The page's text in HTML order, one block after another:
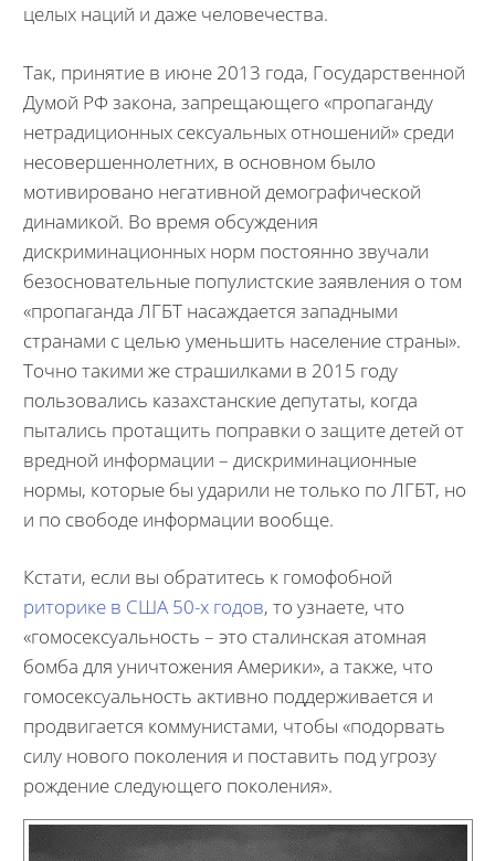
целых наций и даже человечества.
Так, принятие в июне 2013 года, Государственной
Думой РФ закона, запрещающего «пропаганду
нетрадиционных сексуальных отношений» среди
несовершеннолетних, в основном было
мотивировано негативной демографической
динамикой. Во время обсуждения
дискриминационных норм постоянно звучали
безосновательные популистские заявления о том
«пропаганда ЛГБТ насаждается западными
странами с целью уменьшить население страны».
Точно такими же страшилками в 2015 году
пользовались казахстанские депутаты, когда
пытались протащить поправки о защите детей от
вредной информации – дискриминационные
нормы, которые бы ударили не только по ЛГБТ, но
и по свободе информации вообще.
Кстати, если вы обратитесь к гомофобной
риторике в США 50-х годов, то узнаете, что
«гомосексуальность – это сталинская атомная
бомба для уничтожения Америки», а также, что
гомосексуальность активно поддерживается и
продвигается коммунистами, чтобы «подорвать
силу нового поколения и поставить под угрозу
рождение следующего поколения».